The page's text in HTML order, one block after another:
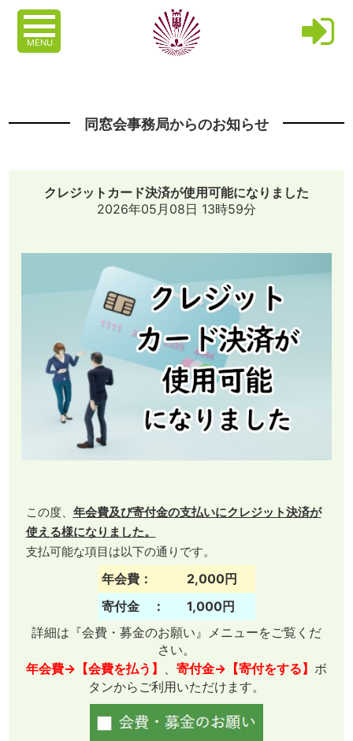
MENU
同窓会事務局からのお知らせ
クレジットカード決済が使用可能になりました
2026年05月08日 13時59分
この度、 年会費及び寄付金の支払いにクレジット決済が
使える様になりました。
支払可能な項目は以下の通りです。
年会費：
2,000円
寄付金 ：
1,000円
詳細は『会費・募金のお願い』メニューをご覧くだ
さい。
年会費→【会費を払う】
寄付金→【寄付をする】 ボ
タンからご利用いただけます。